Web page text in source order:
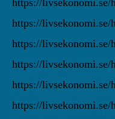
https://livsekonomi.se/
https://livsekonomi.se/
https://livsekonomi.se/
https://livsekonomi.se/
https://livsekonomi.se/
https://livsekonomi.se/